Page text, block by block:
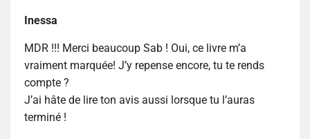
Inessa
MDR !!! Merci beaucoup Sab ! Oui, ce livre m’a
vraiment marquée! J’y repense encore, tu te rends
compte ?
J’ai hâte de lire ton avis aussi lorsque tu l’auras
terminé !